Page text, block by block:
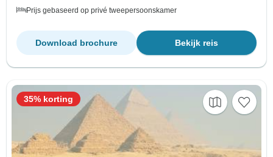
Prijs gebaseerd op privé tweepersoonskamer
Bekijk reis
Download brochure
35% korting